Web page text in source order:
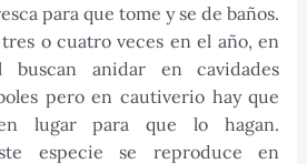
para que tome y se de baños.
o cuatro veces en el año, en
buscan anidar en cavidades
pero en cautiverio hay que
lugar para que lo hagan.
especie se reproduce en